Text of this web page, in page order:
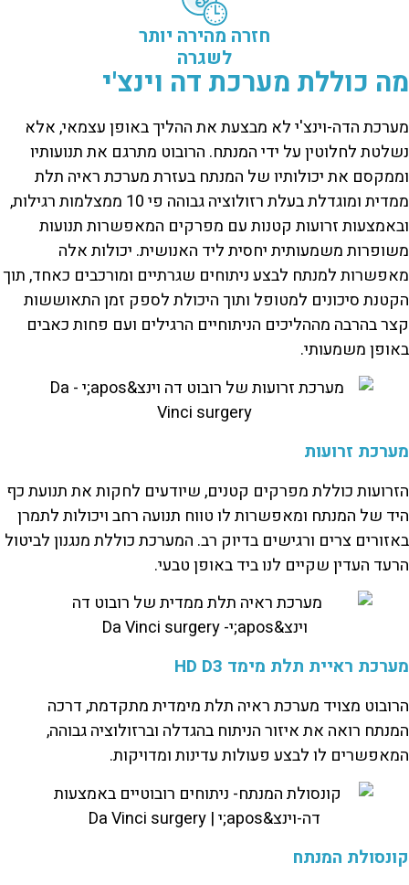
חזרה מהירה יותר
לשגרה
מה כוללת מערכת דה וינצ'י
מערכת הדה-וינצ'י לא מבצעת את ההליך באופן עצמאי, אלא
נשלטת לחלוטין על ידי המנתח. הרובוט מתרגם את תנועותיו
וממקסם את יכולותיו של המנתח בעזרת מערכת ראיה תלת
ממדית ומוגדלת בעלת רזולוציה גבוהה פי 10 ממצלמות רגילות,
ובאמצעות זרועות קטנות עם מפרקים המאפשרות תנועות
משופרות משמעותית יחסית ליד האנושית. יכולות אלה
מאפשרות למנתח לבצע ניתוחים שגרתיים ומורכבים כאחד, תוך
הקטנת סיכונים למטופל ותוך היכולת לספק זמן התאוששות
קצר בהרבה מההליכים הניתוחיים הרגילים ועם פחות כאבים
באופן משמעותי.
מערכת זרועות
הזרועות כוללת מפרקים קטנים, שיודעים לחקות את תנועת כף
היד של המנתח ומאפשרות לו טווח תנועה רחב ויכולות לתמרן
באזורים צרים ורגישים בדיוק רב. המערכת כוללת מנגנון לביטול
הרעד העדין שקיים לנו ביד באופן טבעי.
מערכת ראיית תלת מימד HD D3
הרובוט מצויד מערכת ראיה תלת מימדית מתקדמת, דרכה
המנתח רואה את איזור הניתוח בהגדלה וברזולוציה גבוהה,
המאפשרים לו לבצע פעולות עדינות ומדויקות.
קונסולת המנתח